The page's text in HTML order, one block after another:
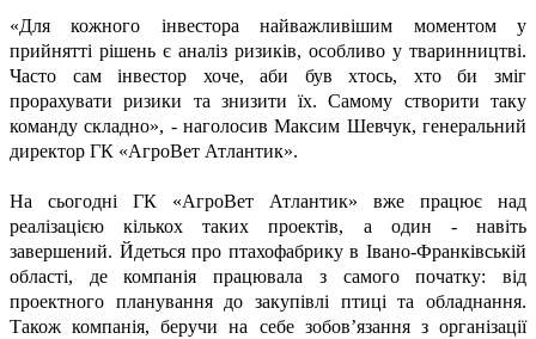
«Для кожного інвестора найважливішим моментом у
прийнятті рішень є аналіз ризиків, особливо у тваринництві.
Часто сам інвестор хоче, аби був хтось, хто би зміг
прорахувати ризики та знизити їх. Самому створити таку
команду складно», - наголосив Максим Шевчук, генеральний
директор ГК «АгроВет Атлантик».
На сьогодні ГК «АгроВет Атлантик» вже працює над
реалізацією кількох таких проектів, а один - навіть
завершений. Йдеться про птахофабрику в Івано-Франківській
області, де компанія працювала з самого початку: від
проектного планування до закупівлі птиці та обладнання.
Також компанія, беручи на себе зобов’язання з організації